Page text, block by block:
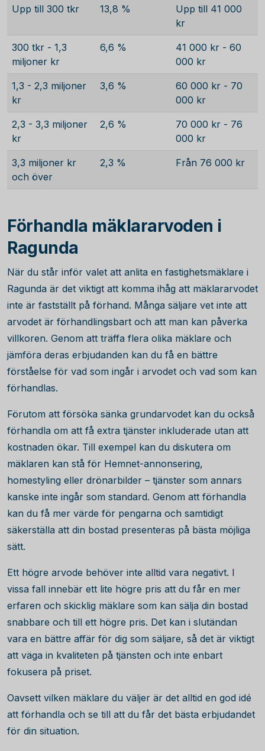
Upp till 300 tkr 13,8 %
Upp till 41 000
kr
300 tkr - 1,3
miljoner kr
6,6 %
41 000 kr - 60
000 kr
1,3 - 2,3 miljoner
kr
3,6 %
60 000 kr - 70
000 kr
2,3 - 3,3 miljoner
kr
2,6 %
70 000 kr - 76
000 kr
3,3 miljoner kr
och över
2,3 % Från 76 000 kr
Förhandla mäklararvoden i
Ragunda
När du står inför valet att anlita en fastighetsmäklare i
Ragunda är det viktigt att komma ihåg att mäklararvodet
inte är fastställt på förhand. Många säljare vet inte att
arvodet är förhandlingsbart och att man kan påverka
villkoren. Genom att träffa flera olika mäklare och
jämföra deras erbjudanden kan du få en bättre
förståelse för vad som ingår i arvodet och vad som kan
förhandlas.
Förutom att försöka sänka grundarvodet kan du också
förhandla om att få extra tjänster inkluderade utan att
kostnaden ökar. Till exempel kan du diskutera om
mäklaren kan stå för Hemnet-annonsering,
homestyling eller drönarbilder – tjänster som annars
kanske inte ingår som standard. Genom att förhandla
kan du få mer värde för pengarna och samtidigt
säkerställa att din bostad presenteras på bästa möjliga
sätt.
Ett högre arvode behöver inte alltid vara negativt. I
vissa fall innebär ett lite högre pris att du får en mer
erfaren och skicklig mäklare som kan sälja din bostad
snabbare och till ett högre pris. Det kan i slutändan
vara en bättre affär för dig som säljare, så det är viktigt
att väga in kvaliteten på tjänsten och inte enbart
fokusera på priset.
Oavsett vilken mäklare du väljer är det alltid en god idé
att förhandla och se till att du får det bästa erbjudandet
för din situation.